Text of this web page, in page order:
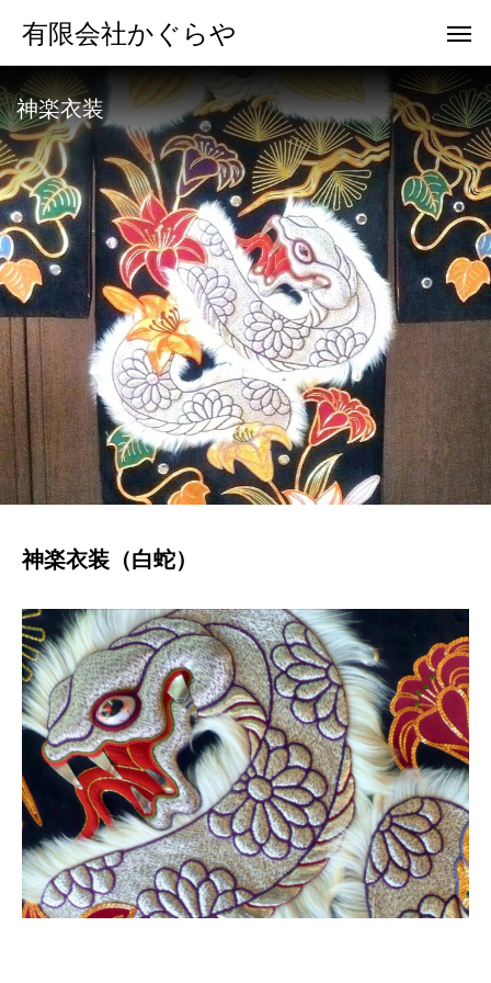
有限会社かぐらや
神楽衣装
神楽衣装（白蛇）